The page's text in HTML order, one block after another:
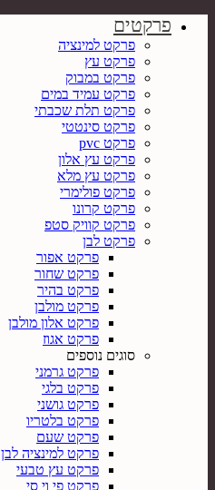
פרקטים
פרקט למינציה
פרקט עץ
פרקט במבוק
פרקט עמיד במים
פרקט תלת שכבתי
פרקט סינטטי
פרקט pvc
פרקט עץ אלון
פרקט עץ מלא
פרקט פולימרי
פרקט קרונו
פרקט קוויק סטפ
פרקט לבן
פרקט אפור
פרקט שחור
פרקט בהיר
פרקט מולבן
פרקט אלון מולבן
פרקט אגוז
סוגים נוספים
פרקט גרמני
פרקט בלגי
פרקט גושני
פרקט בלטריו
פרקט שעם
פרקט למינציה לבן
פרקט עץ טבעי
פרקט פי וי סי